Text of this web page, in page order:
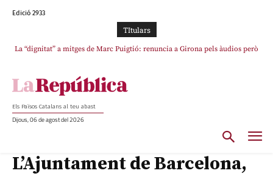
Edició 2933
TItulars
La “dignitat” a mitges de Marc Puigtió: renuncia a Girona pels àudios però
Els Països Catalans al teu abast
Dijous, 06 de agost del 2026
L’Ajuntament de Barcelona,